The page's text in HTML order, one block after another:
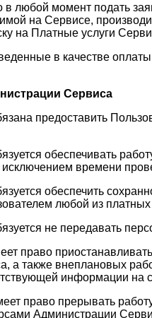
в любой момент подать
на Сервисе,
на Платные услуги
в качестве
Сервиса
предоставить
обеспечивать
времени
обеспечить
любой из
не передавать
право
а также внеплановых
информации на
право прерывать
Администрации